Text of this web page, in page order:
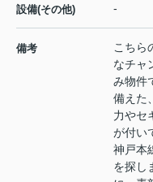
設備(その他) -
備考
こちら
なチャ
み物件
備えた
力やセ
が付い
神戸本
を探し